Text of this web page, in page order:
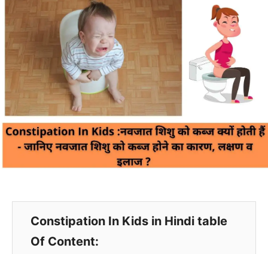
Constipation In Kids in Hindi table
Of Content: